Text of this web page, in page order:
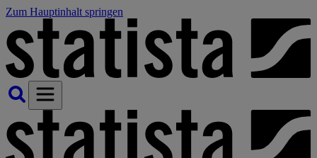
Zum Hauptinhalt springen